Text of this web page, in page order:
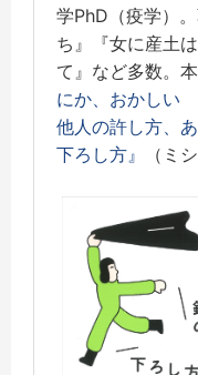
学PhD（疫学）
ち』『女に産土
て』など多数。本
にか、おかしい
他人の許し方、
下ろし方』
（ミ